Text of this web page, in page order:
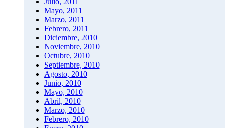
Mayo, 2011
Marzo, 2011
Febrero, 2011
Diciembre, 2010
Noviembre, 2010
Octubre, 2010
Septiembre, 2010
Agosto, 2010
Junio, 2010
Mayo, 2010
Abril, 2010
Marzo, 2010
Febrero, 2010